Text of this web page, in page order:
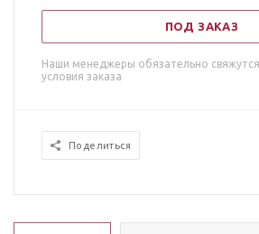
ПОД ЗАКАЗ
Наши менеджеры обязательно
условия заказа
Поделиться